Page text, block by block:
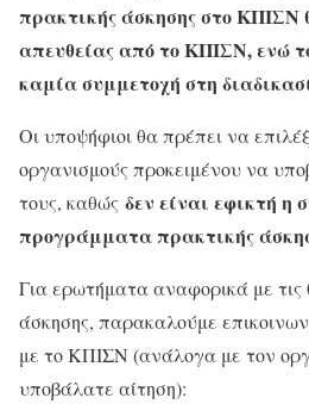
πρακτικής άσκησης στο ΚΠΙΣΝ
απευθείας από το ΚΠΙΣΝ, ενώ
καμία συμμετοχή στη
Οι υποψήφιοι θα πρέπει να
οργανισμούς προκειμένου να
τους, καθώς δεν είναι εφικτή η
προγράμματα πρακτικής
Για ερωτήματα αναφορικά με τις
άσκησης, παρακαλούμε
με το ΚΠΙΣΝ (ανάλογα με τον
υποβάλατε αίτηση):